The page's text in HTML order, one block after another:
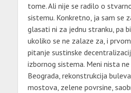
tome. Ali nije se radilo o
sistemu. Konkretno, ja sam se
glasati ni za jednu stranku, pa
ukoliko se ne zalaze za, i
pitanje sustinske
izbornog sistema. Meni nista
Beograda, rekonstrukcija
mostova, zelene povrsine,